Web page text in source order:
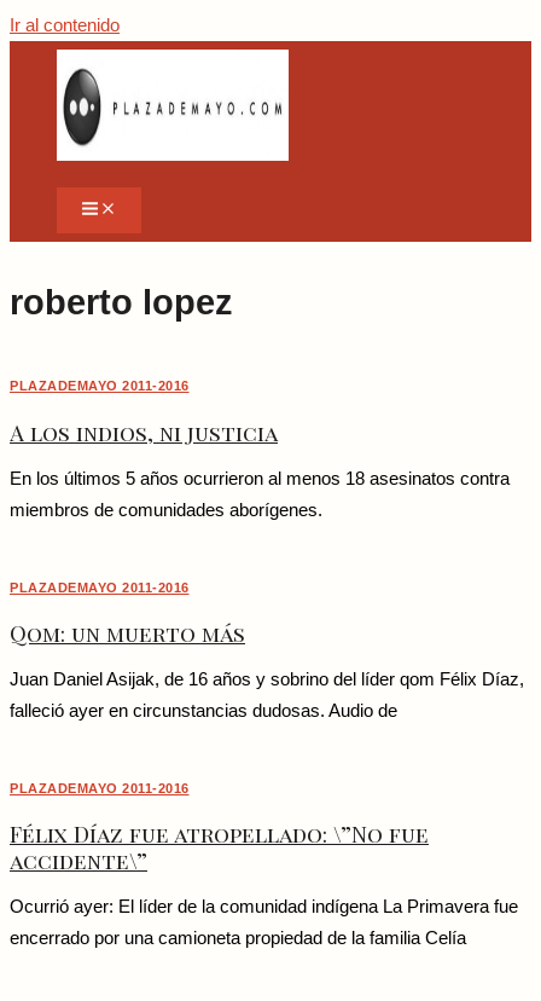
Ir al contenido
roberto lopez
PLAZADEMAYO 2011-2016
A los indios, ni justicia
En los últimos 5 años ocurrieron al menos 18 asesinatos contra
miembros de comunidades aborígenes.
PLAZADEMAYO 2011-2016
Qom: un muerto más
Juan Daniel Asijak, de 16 años y sobrino del líder qom Félix Díaz,
falleció ayer en circunstancias dudosas. Audio de
PLAZADEMAYO 2011-2016
Félix Díaz fue atropellado: \”No fue
accidente\”
Ocurrió ayer: El líder de la comunidad indígena La Primavera fue
encerrado por una camioneta propiedad de la familia Celía